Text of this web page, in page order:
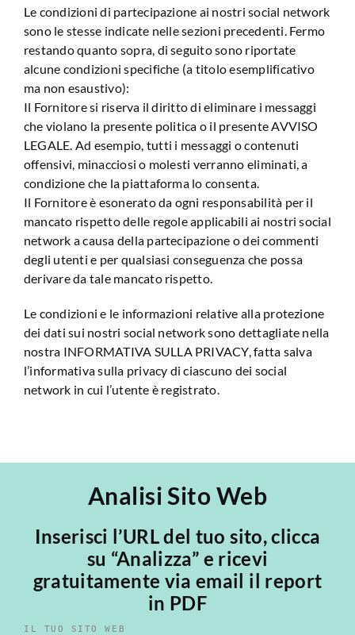
Le condizioni di partecipazione ai nostri social network
sono le stesse indicate nelle sezioni precedenti. Fermo
restando quanto sopra, di seguito sono riportate
alcune condizioni specifiche (a titolo esemplificativo
ma non esaustivo):
Il Fornitore si riserva il diritto di eliminare i messaggi
che violano la presente politica o il presente AVVISO
LEGALE. Ad esempio, tutti i messaggi o contenuti
offensivi, minacciosi o molesti verranno eliminati, a
condizione che la piattaforma lo consenta.
Il Fornitore è esonerato da ogni responsabilità per il
mancato rispetto delle regole applicabili ai nostri social
network a causa della partecipazione o dei commenti
degli utenti e per qualsiasi conseguenza che possa
derivare da tale mancato rispetto.
Le condizioni e le informazioni relative alla protezione
dei dati sui nostri social network sono dettagliate nella
nostra INFORMATIVA SULLA PRIVACY, fatta salva
l’informativa sulla privacy di ciascuno dei social
network in cui l’utente è registrato.
Analisi Sito Web
Inserisci l’URL del tuo sito, clicca
su “Analizza” e ricevi
gratuitamente via email il report
in PDF
IL TUO SITO WEB